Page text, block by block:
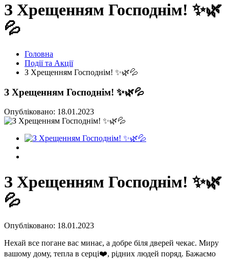
З Хрещенням Господнім! ✨🌿
💦
Головна
Події та Акції
З Хрещенням Господнім! ✨🌿💦
З Хрещенням Господнім! ✨🌿💦
Опубліковано: 18.01.2023
З Хрещенням Господнім! ✨🌿
💦
Опубліковано: 18.01.2023
Нехай все погане вас минає, а добре біля дверей чекає. Миру
вашому дому, тепла в серці❤️, рідних людей поряд. Бажаємо